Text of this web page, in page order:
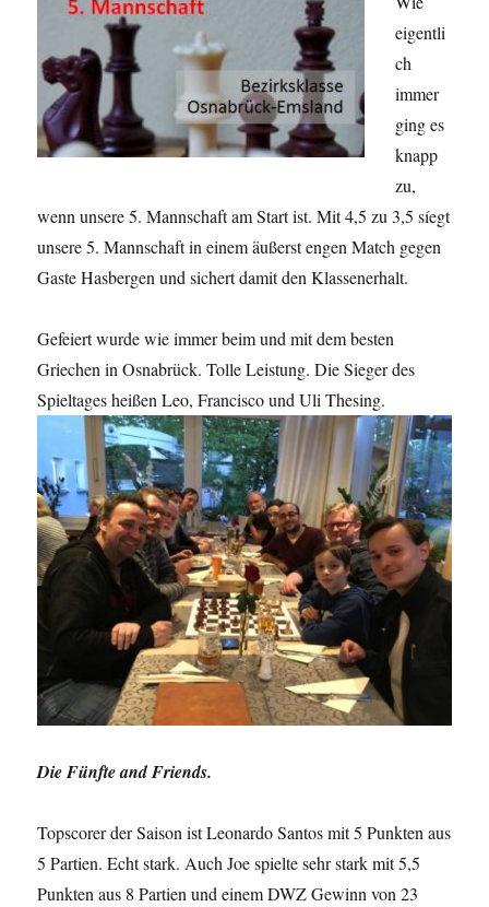
eigentli
ch
immer
ging es
knapp
zu,
wenn unsere 5. Mannschaft am Start ist. Mit 4,5 zu 3,5 síegt
unsere 5. Mannschaft in einem äußerst engen Match gegen
Gaste Hasbergen und sichert damit den Klassenerhalt.
Gefeiert wurde wie immer beim und mit dem besten
Griechen in Osnabrück. Tolle Leistung. Die Sieger des
Spieltages heißen Leo, Francisco und Uli Thesing.
Die Fünfte and Friends.
Topscorer der Saison ist Leonardo Santos mit 5 Punkten aus
5 Partien. Echt stark. Auch Joe spielte sehr stark mit 5,5
Punkten aus 8 Partien und einem DWZ Gewinn von 23